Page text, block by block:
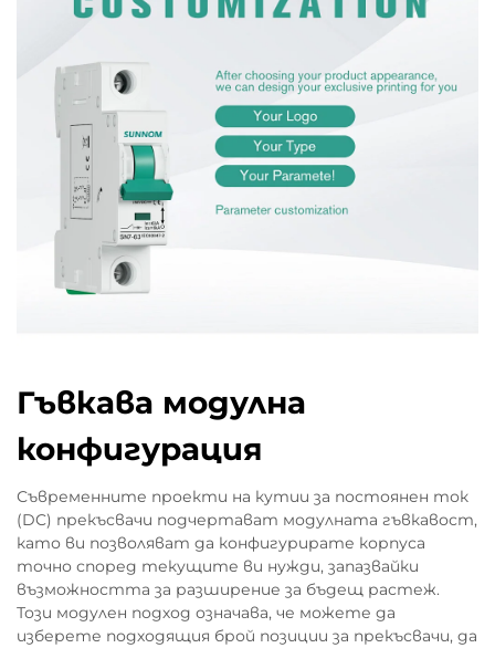
Гъвкава модулна
конфигурация
Съвременните проекти на кутии за постоянен ток
(DC) прекъсвачи подчертават модулната гъвкавост,
като ви позволяват да конфигурирате корпуса
точно според текущите ви нужди, запазвайки
възможността за разширение за бъдещ растеж.
Този модулен подход означава, че можете да
изберете подходящия брой позиции за прекъсвачи, да